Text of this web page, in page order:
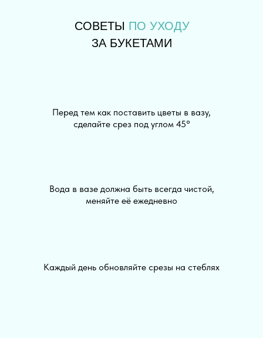
СОВЕТЫ ПО УХОДУ
ЗА БУКЕТАМИ
Перед тем как поставить цветы в вазу,
сделайте срез под углом 45°
Вода в вазе должна быть всегда чистой,
меняйте её ежедневно
Каждый день обновляйте срезы на стеблях